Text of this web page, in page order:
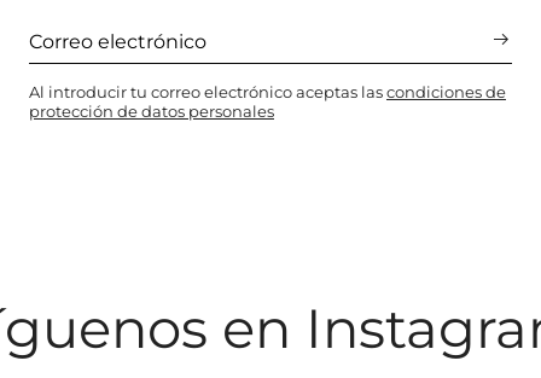
Al introducir tu correo electrónico aceptas lascondiciones de
protección de datos personales
en